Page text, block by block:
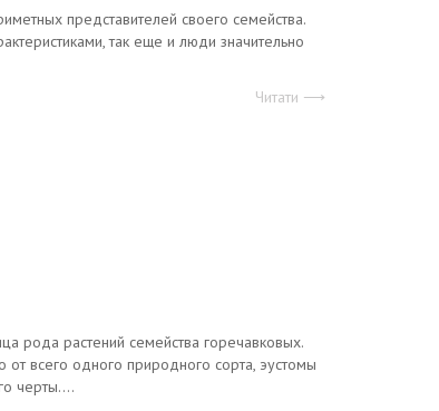
представителей своего семейства.
так еще и люди значительно
Читати ⟶
рода растений семейства горечавковых.
от всего одного природного сорта, эустомы
черты....